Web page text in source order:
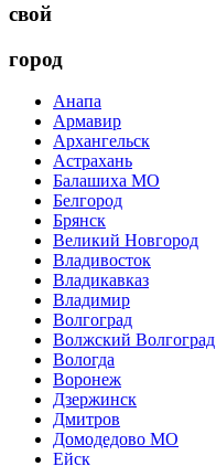
свой
город
Анапа
Армавир
Архангельск
Астрахань
Балашиха МО
Белгород
Брянск
Великий Новгород
Владивосток
Владикавказ
Владимир
Волгоград
Волжский Волгоград
Вологда
Воронеж
Дзержинск
Дмитров
Домодедово МО
Ейск